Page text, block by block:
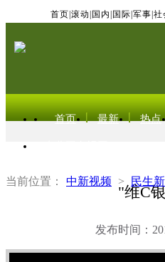
首页 滚动 国内 国际 军事 社
首页 最新 热点
当前位置： 中新视频 > 民生
"维C
发布时间：